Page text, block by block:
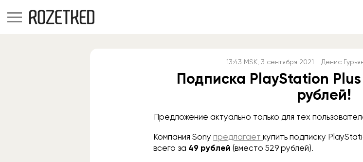
13:43 MSK , 3 сентября 2021 Денис
Подписка PlayStation
рублей!
Предложение актуально только для тех
Компания Sony предлагаеткупить подписку
всего за 49 рублей (вместо 529 рублей).